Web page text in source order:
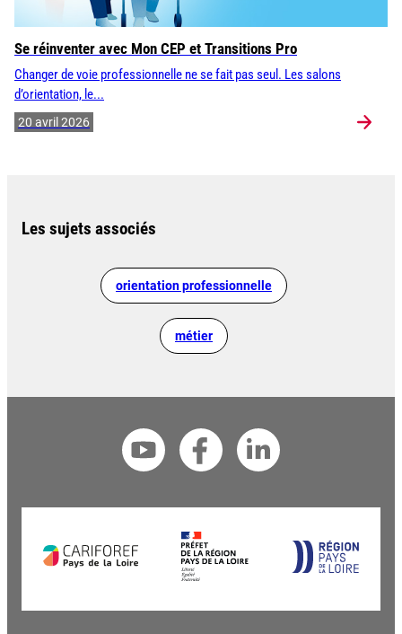
Se réinventer avec Mon CEP et Transitions Pro
Changer de voie professionnelle ne se fait pas seul. Les salons
d’orientation, le...
20 avril 2026
Les sujets associés
orientation professionnelle
métier